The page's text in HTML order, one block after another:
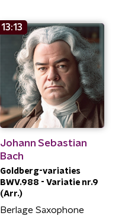
13:13
Johann Sebastian
Bach
Goldberg-variaties
BWV.988 - Variatie nr.9
(Arr.)
Berlage Saxophone